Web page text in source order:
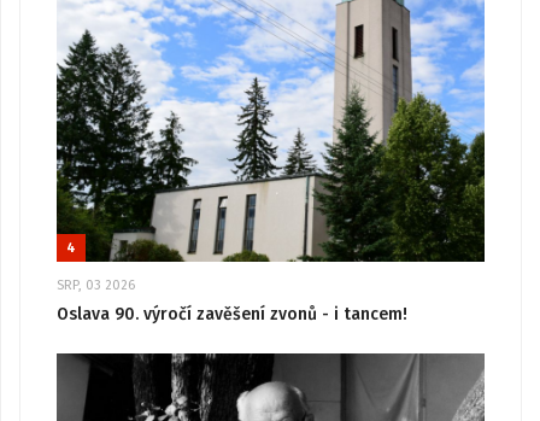
4
SRP, 03 2026
Oslava 90. výročí zavěšení zvonů - i tancem!